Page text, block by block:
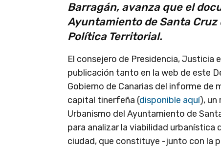
Barragán, avanza que el
Ayuntamiento de Santa Cruz
Política Territorial.
El consejero de Presidencia, Justicia
publicación tanto en la web de este
Gobierno de Canarias del informe de
capital tinerfeña (disponible aquí), un
Urbanismo del Ayuntamiento de
para analizar la viabilidad urbanística
ciudad, que constituye -junto con la